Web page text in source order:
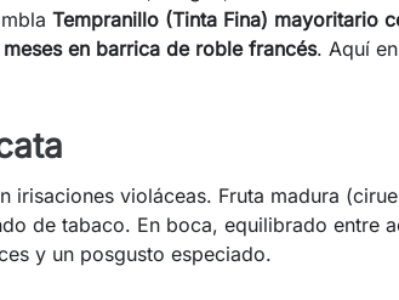
Tempranillo (Tinta Fina) mayoritario
meses en barrica de roble francés. Aquí
irisaciones violáceas. Fruta madura
de tabaco. En boca, equilibrado entre
y un posgusto especiado.